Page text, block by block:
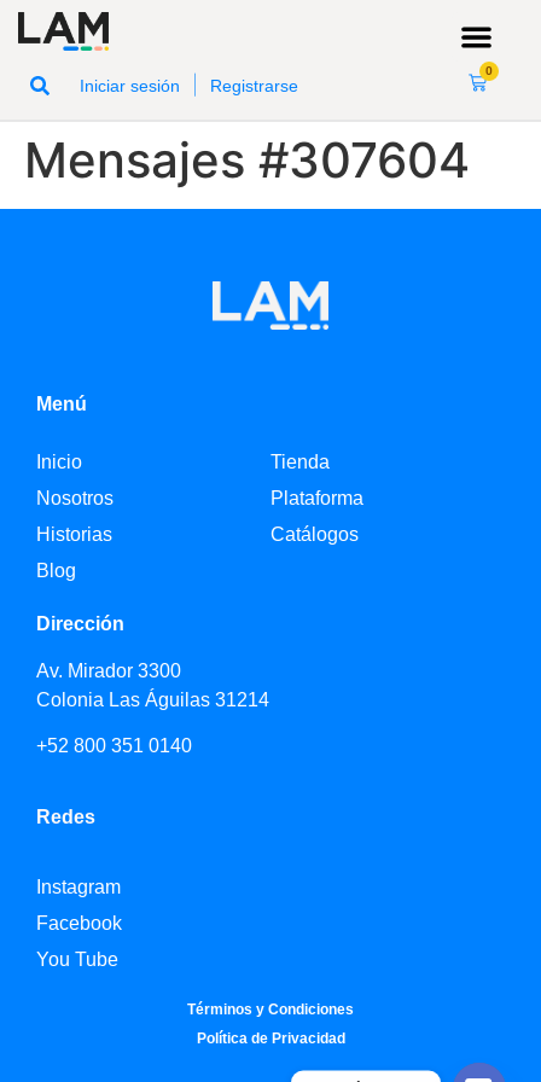
Iniciar sesión Registrarse
0
Mensajes #307604
Menú
Inicio
Nosotros
Historias
Blog
Tienda
Plataforma
Catálogos
Dirección
Av. Mirador 3300
Colonia Las Águilas 31214
+52 800 351 0140
Redes
Instagram
Facebook
You Tube
Términos y Condiciones
Política de Privacidad